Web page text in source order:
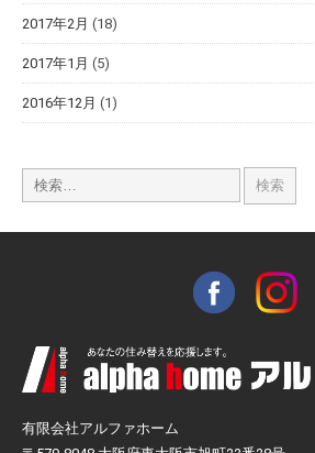
2017年2月 (18)
2017年1月 (5)
2016年12月 (1)
有限会社アルファホーム